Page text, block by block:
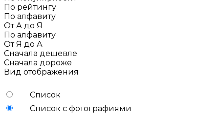
По рейтингу
По алфавиту
От А до Я
По алфавиту
От Я до А
Сначала дешевле
Сначала дороже
Вид отображения
Список
Список с фотографиями